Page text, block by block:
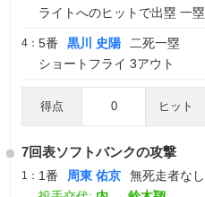
ライトへのヒットで出塁 一塁
4： 5番 黒川 史陽
二死一塁
ショートフライ 3アウト
得点 0 ヒット
7回表ソフトバンクの攻撃
1： 1番 周東 佑京
無死走者なし